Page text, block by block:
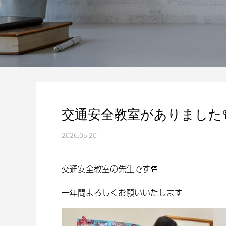
交通安全教室がありました
2026.05.20
交通安全教室の先生です🚥
一年間よろしくお願いいたします